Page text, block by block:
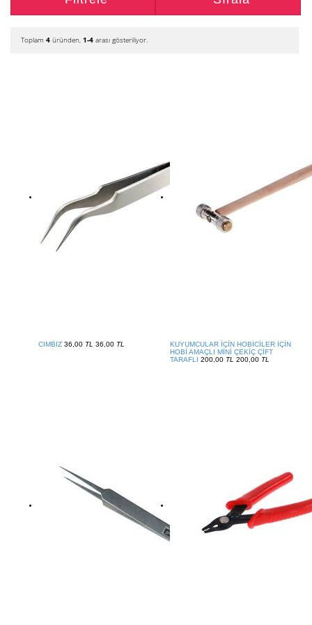
Toplam 4 üründen, 1-4 arası gösteriliyor.
CIMBIZ 36,00 TL 36,00 TL
KUYUMCULAR İÇİN HOBİCİLER İÇİN
HOBİ AMAÇLI MİNİ ÇEKİÇ ÇİFT
TARAFLI 200,00 TL 200,00 TL